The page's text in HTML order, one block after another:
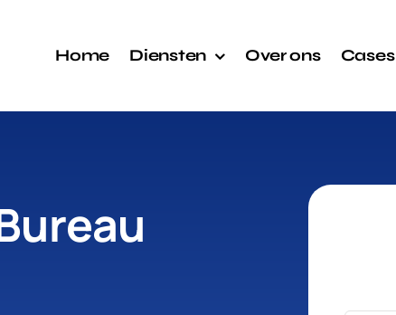
Home Diensten Over ons Cases